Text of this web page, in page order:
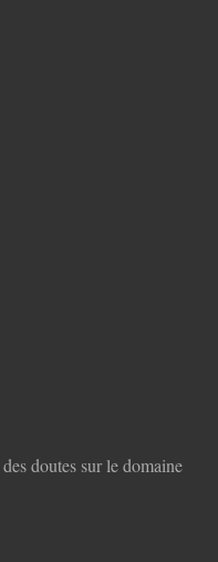
doutes sur le domaine